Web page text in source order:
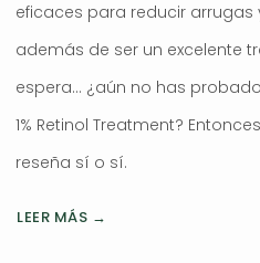
eficaces para reducir arrugas
además de ser un excelente
espera… ¿aún no has
1% Retinol Treatment?
reseña sí o sí.
LEER MÁS →